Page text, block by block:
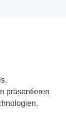
präsentieren